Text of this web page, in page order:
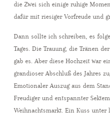
INFOS
KONTAKT
die Zwei sich einige ruhige
dafür mit riesiger Vorfreude und
Dann sollte ich schreiben, es
Tages. Die Trauung, die Tränen
gab es. Aber diese Hochzeit war
grandioser Abschluß des Jahres
Emotionaler Auszug aus dem
Freudiger und entspannter
Weihnachtsmarkt. Ein Kuss unter